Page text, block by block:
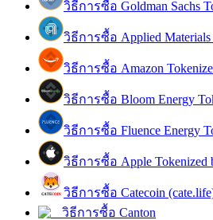
รับรางวัลการแข่งขันทุกวัน
การปักหลัก
วิธีการซื้อ Goldman Sachs
วิธีการซื้อ Applied Materials
วิธีการซื้อ Amazon
วิธีการซื้อ Bloom Energy
วิธีการซื้อ Fluence Energy
วิธีการซื้อ Apple Tokenized
วิธีการซื้อ Catecoin
วิธีการซื้อ Canton